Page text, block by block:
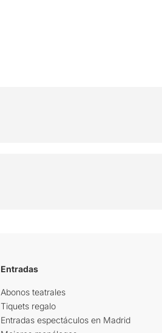
Entradas
Abonos teatrales
Tiquets regalo
Entradas espectáculos en Madrid